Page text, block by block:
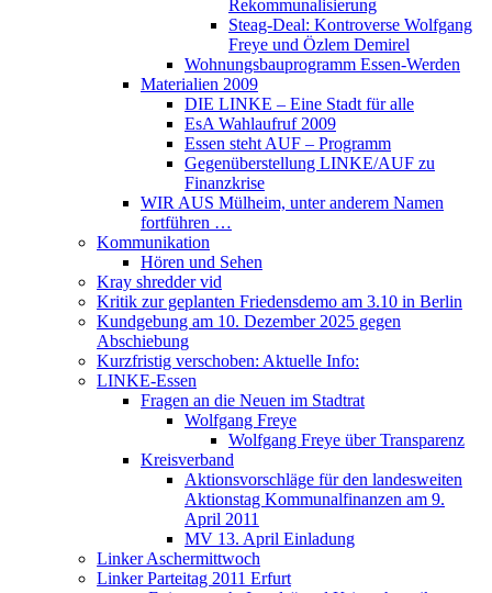
Rekommunalisierung
Steag-Deal: Kontroverse Wolfgang
Freye und Özlem Demirel
Wohnungsbauprogramm Essen-Werden
Materialien 2009
DIE LINKE – Eine Stadt für alle
EsA Wahlaufruf 2009
Essen steht AUF – Programm
Gegenüberstellung LINKE/AUF zu
Finanzkrise
WIR AUS Mülheim, unter anderem Namen
fortführen …
Kommunikation
Hören und Sehen
Kray shredder vid
Kritik zur geplanten Friedensdemo am 3.10 in Berlin
Kundgebung am 10. Dezember 2025 gegen
Abschiebung
Kurzfristig verschoben: Aktuelle Info:
LINKE-Essen
Fragen an die Neuen im Stadtrat
Wolfgang Freye
Wolfgang Freye über Transparenz
Kreisverband
Aktionsvorschläge für den landesweiten
Aktionstag Kommunalfinanzen am 9.
April 2011
MV 13. April Einladung
Linker Aschermittwoch
Linker Parteitag 2011 Erfurt